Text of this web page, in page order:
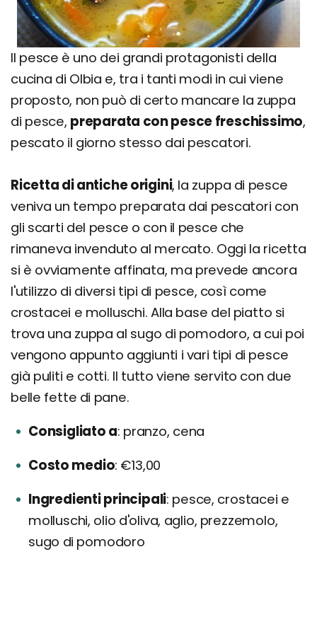
Il pesce è uno dei grandi protagonisti della
cucina di Olbia e, tra i tanti modi in cui viene
proposto, non può di certo mancare la zuppa
di pesce, preparata con pesce freschissimo,
pescato il giorno stesso dai pescatori.
Ricetta di antiche origini, la zuppa di pesce
veniva un tempo preparata dai pescatori con
gli scarti del pesce o con il pesce che
rimaneva invenduto al mercato. Oggi la ricetta
si è ovviamente affinata, ma prevede ancora
l'utilizzo di diversi tipi di pesce, così come
crostacei e molluschi. Alla base del piatto si
trova una zuppa al sugo di pomodoro, a cui poi
vengono appunto aggiunti i vari tipi di pesce
già puliti e cotti. Il tutto viene servito con due
belle fette di pane.
Consigliato a pranzo, cena
Costo medio €13,00
Ingredienti principali pesce, crostacei e
molluschi, olio d'oliva, aglio, prezzemolo,
sugo di pomodoro